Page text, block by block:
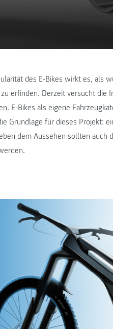
des E-Bikes wirkt es, als
erfinden. Derzeit versucht die
E-Bikes als eigene
Grundlage für dieses Projekt:
dem Aussehen sollten